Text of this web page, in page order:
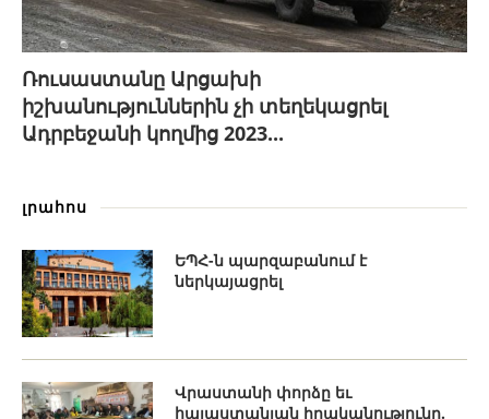
Ռուսաստանը Արցախի
իշխանություններին չի տեղեկացրել
Ադրբեջանի կողմից 2023...
լրահոս
ԵՊՀ-ն պարզաբանում է
ներկայացրել
Վրաստանի փորձը եւ
հայաստանյան իրականությունը.